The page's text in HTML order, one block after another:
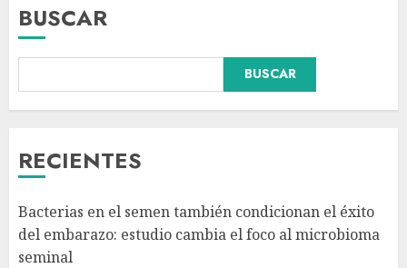
BUSCAR
BUSCAR
RECIENTES
Bacterias en el semen también condicionan el éxito
del embarazo: estudio cambia el foco al microbioma
seminal
3
Dos demandas contra Bad
¿Sería posible saber si un
ingenio artificial tiene